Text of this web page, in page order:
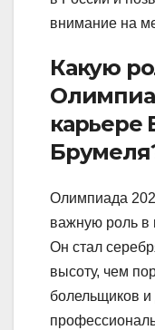
внимание на
Какую
карьере
Олимпиада
важную роль в
Он стал
высоту, чем
болельщиков